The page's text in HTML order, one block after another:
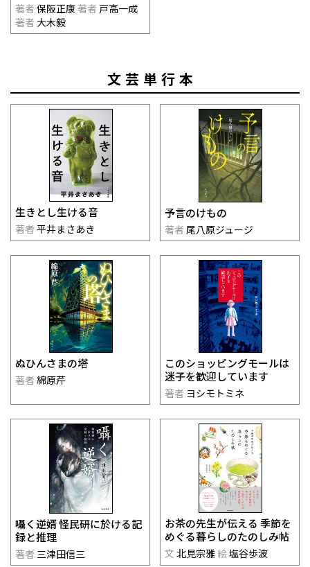
著者 保阪正康著者 戸高一成
著者 大木毅
文芸単行本
生きとし生ける音
著者 平井まさあき
予言のけもの
著者 尾八原ジュージ
ぬひんさまの塔
著者 綿原芹
このショッピングモールは
迷子を歓迎しています
著者 ヨシモトミネ
囁く逆婿 怪民研に於ける記
録と推理
著者 三津田信三
お茶の先生が伝える 季節を
めぐる暮らしのたのしみ帖
文 北見宗雅 絵塩谷歩波